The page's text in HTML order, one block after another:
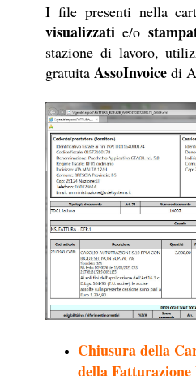
I file presenti nella
visualizzati e/o
stazione di lavoro,
gratuita AssoInvoice di
Chiusura della
della